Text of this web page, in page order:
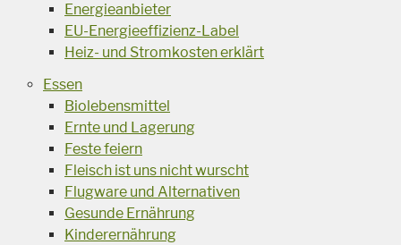
Energieanbieter
EU-Energieeffizienz-Label
Heiz- und Stromkosten erklärt
Essen
Biolebensmittel
Ernte und Lagerung
Feste feiern
Fleisch ist uns nicht wurscht
Flugware und Alternativen
Gesunde Ernährung
Kinderernährung